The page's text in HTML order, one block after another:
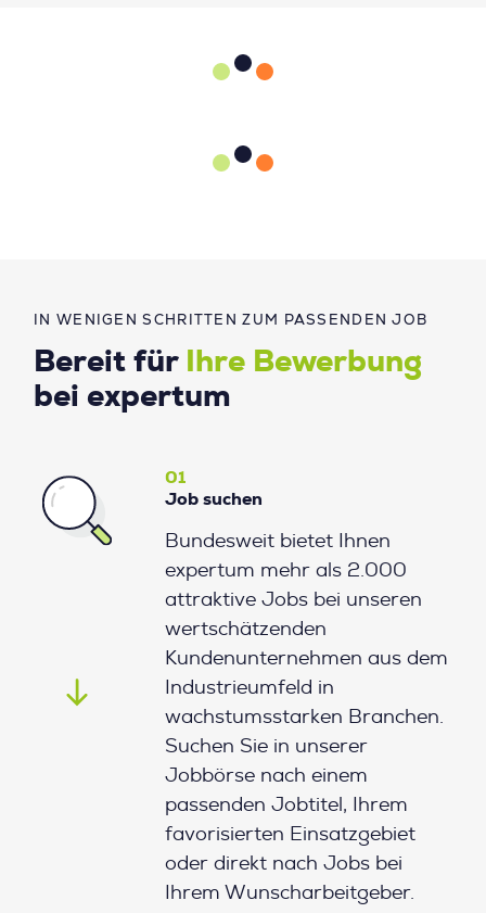
IN WENIGEN SCHRITTEN ZUM PASSENDEN JOB
Bereit für
Ihre Bewerbung
bei expertum
01
Job suchen
Bundesweit bietet Ihnen
expertum mehr als 2.000
attraktive Jobs bei unseren
wertschätzenden
Kundenunternehmen aus dem
Industrieumfeld in
wachstumsstarken Branchen.
Suchen Sie in unserer
Jobbörse nach einem
passenden Jobtitel, Ihrem
favorisierten Einsatzgebiet
oder direkt nach Jobs bei
Ihrem Wunscharbeitgeber.